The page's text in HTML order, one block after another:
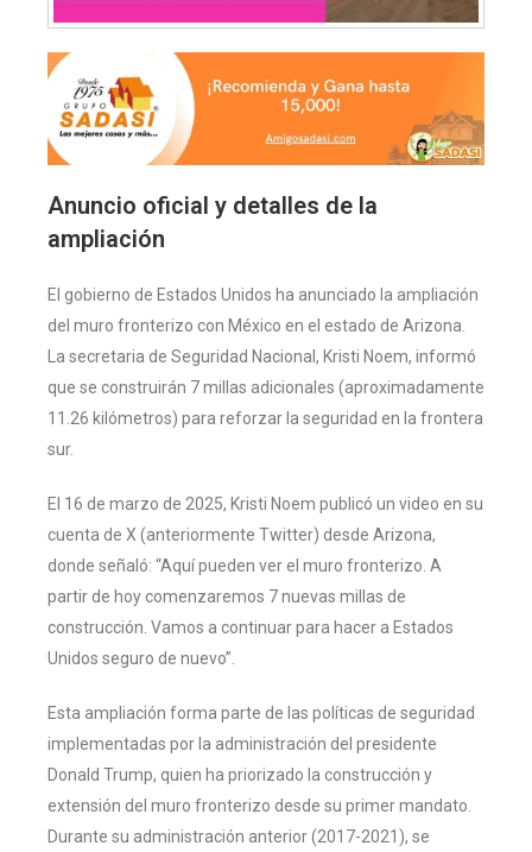
Anuncio oficial y detalles de la
ampliación
El gobierno de Estados Unidos ha anunciado la ampliación
del muro fronterizo con México en el estado de Arizona.
La secretaria de Seguridad Nacional, Kristi Noem, informó
que se construirán 7 millas adicionales (aproximadamente
11.26 kilómetros) para reforzar la seguridad en la frontera
sur.
El 16 de marzo de 2025, Kristi Noem publicó un video en su
cuenta de X (anteriormente Twitter) desde Arizona,
donde señaló: “Aquí pueden ver el muro fronterizo. A
partir de hoy comenzaremos 7 nuevas millas de
construcción. Vamos a continuar para hacer a Estados
Unidos seguro de nuevo”.
Esta ampliación forma parte de las políticas de seguridad
implementadas por la administración del presidente
Donald Trump, quien ha priorizado la construcción y
extensión del muro fronterizo desde su primer mandato.
Durante su administración anterior (2017-2021), se